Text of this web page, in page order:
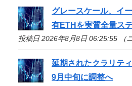
グレースケール、イ
有ETHを実質全量ス
投稿日 2026年8月8日 06:25:55 （
延期されたクラリテ
9月中旬に調整へ